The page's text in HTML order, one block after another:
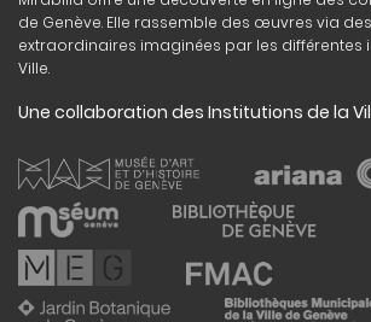
de Genève. Elle rassemble des œuvres via
extraordinaires imaginées par les différentes
Ville.
Une collaboration des Institutions de la